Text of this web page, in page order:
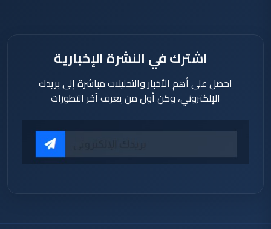
اشترك في النشرة الإخبارية
احصل على أهم الأخبار والتحليلات مباشرة إلى بريدك
الإلكتروني، وكن أول من يعرف آخر التطورات